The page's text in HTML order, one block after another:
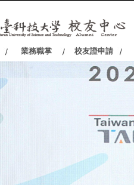
業務職掌 校友證申請